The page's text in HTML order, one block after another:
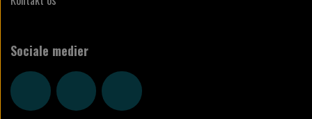
Sociale medier